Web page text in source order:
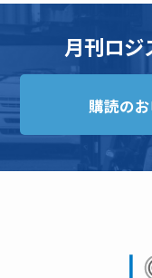
月刊ロジ
購読の